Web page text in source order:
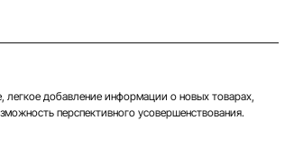
легкое добавление информации о новых товарах,
перспективного усовершенствования.